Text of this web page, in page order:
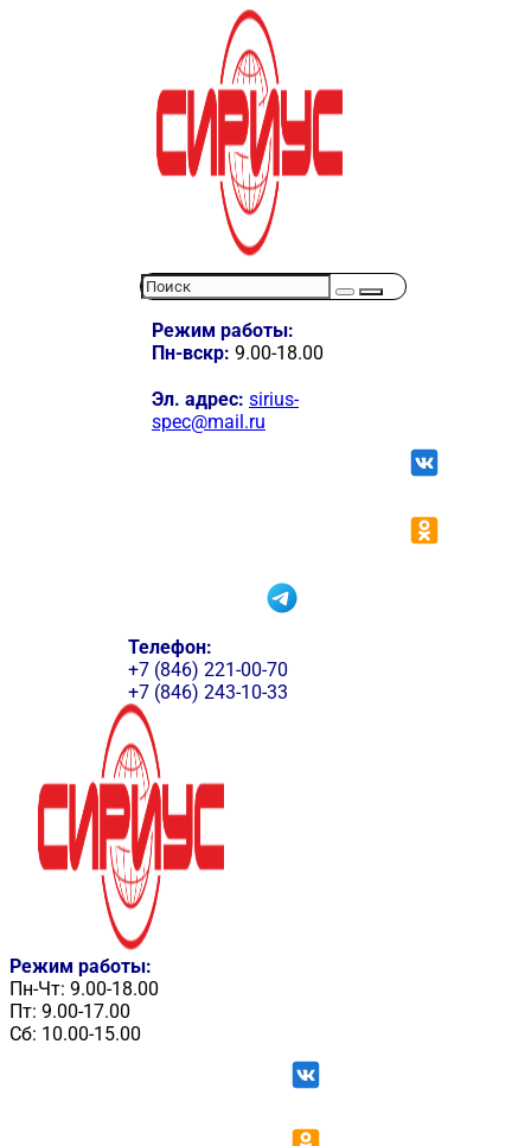
Режим работы:
Пн-вскр: 9.00-18.00
Эл. адрес: sirius-
spec@mail.ru
Телефон:
+7 (846) 221-00-70
+7 (846) 243-10-33
Режим работы:
Пн-Чт: 9.00-18.00
Пт: 9.00-17.00
Сб: 10.00-15.00